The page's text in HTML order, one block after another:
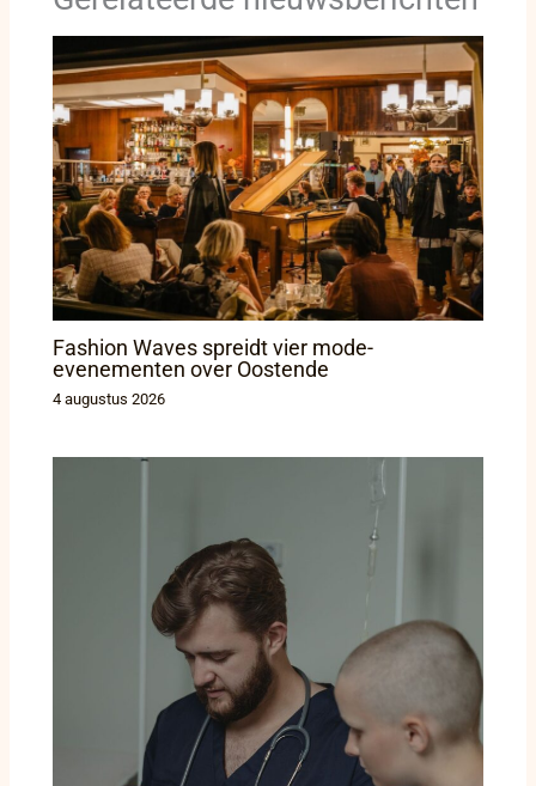
Fashion Waves spreidt vier mode-
evenementen over Oostende
4 augustus 2026